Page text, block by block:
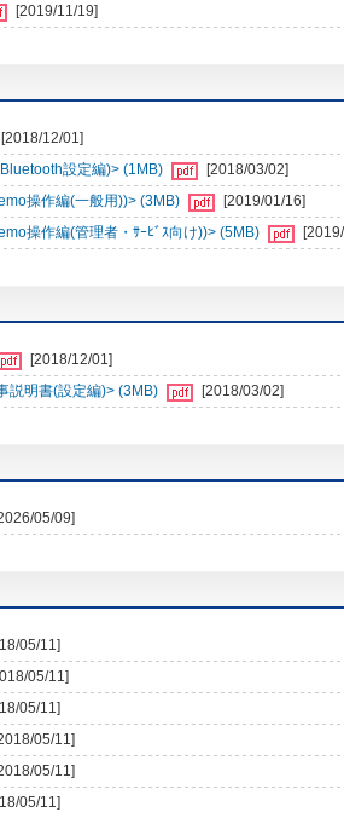
[2019/11/19]
[2018/12/01]
設定編)> (1MB)
[2018/03/02]
操作編(一般用))> (3MB)
[2019/01/16]
操作編(管理者・ｻｰﾋﾞｽ向け))> (5MB)
[2018/12/01]
説明書(設定編)> (3MB)
[2018/03/02]
05/09]
05/11]
05/11]
05/11]
05/11]
05/11]
05/11]